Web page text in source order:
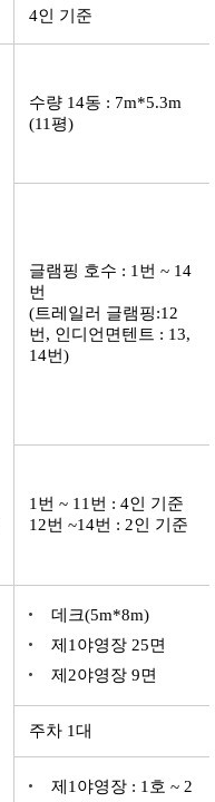
4인 기준
수량 14동 : 7m*5.3m
(11평)
글램핑 호수 : 1번 ~ 14
번
(트레일러 글램핑:12
번, 인디언면텐트 : 13,
14번)
1번 ~ 11번 : 4인 기준
12번 ~14번 : 2인 기준
데크(5m*8m)
제1야영장 25면
제2야영장 9면
주차 1대
제1야영장 : 1호 ~ 2